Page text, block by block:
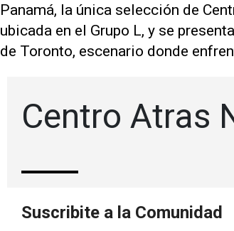
Panamá, la única selección de
ubicada en el ⁠Grupo L, y se
⁠de Toronto, escenario donde